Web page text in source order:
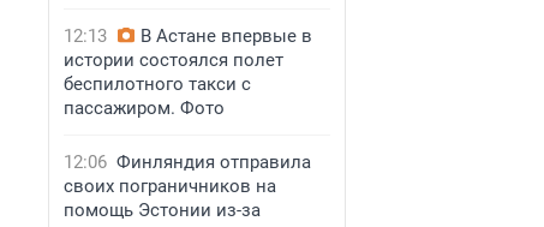
12:13
В Астане впервые в
истории состоялся полет
беспилотного такси с
пассажиром. Фото
12:06 Финляндия отправила
своих пограничников на
помощь Эстонии из-за